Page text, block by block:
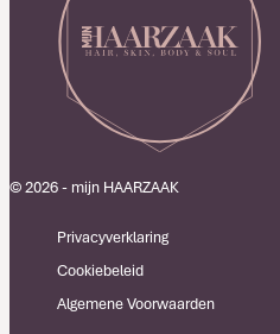
© 2026 - mijn HAARZAAK
Privacyverklaring
Cookiebeleid
Algemene Voorwaarden